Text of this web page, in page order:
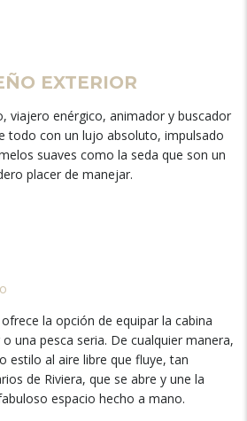
EXTERIOR
viajero enérgico, animador y buscador
todo con un lujo absoluto, impulsado
suaves como la seda que son un
placer de manejar.
la opción de equipar la cabina
una pesca seria. De cualquier manera,
estilo al aire libre que fluye, tan
de Riviera, que se abre y une la
espacio hecho a mano.